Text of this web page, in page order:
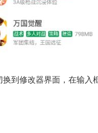
修改器界面，在输入